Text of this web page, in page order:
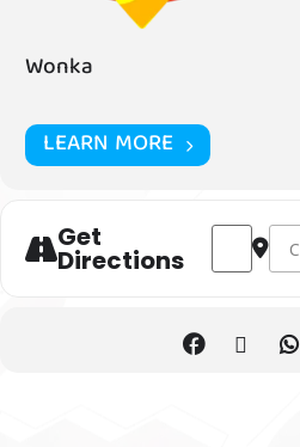
Wonka
LEARN MORE
Get
Directions
Address -